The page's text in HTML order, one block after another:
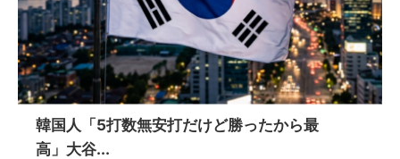
韓国人「5打数無安打だけど勝ったから最
高」大谷...